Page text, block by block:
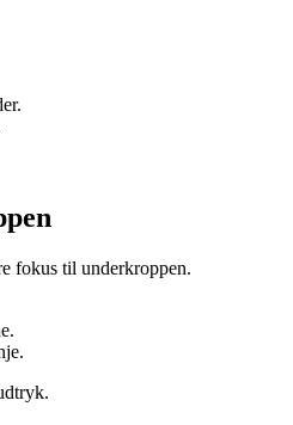
fokus til underkroppen.